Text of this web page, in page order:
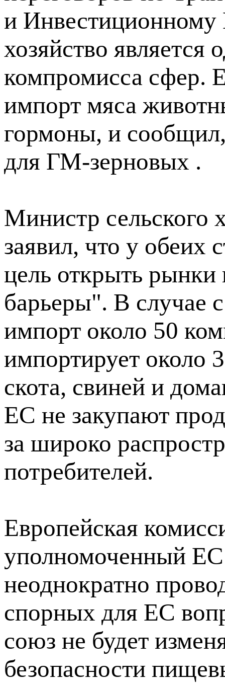
и Инвестиционному
хозяйство
компромисса сфер.
импорт мяса
гормоны, и сообщил,
для ГМ-зерновых .
Министр
заявил, что у обеих
цель открыть рынки
барьеры". В случае
импорт около 50
импортирует около
скота, свиней и
ЕС не закупают
за широко
потребителей.
Европейская
уполномоченный
неоднократно
спорных для ЕС
союз не будет
безопасности